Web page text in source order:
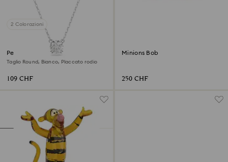
2 Colorazioni
Pendente Stilla
Taglio Round, Bianco, Placcato rodio
109 CHF
Minions Bob
250 CHF